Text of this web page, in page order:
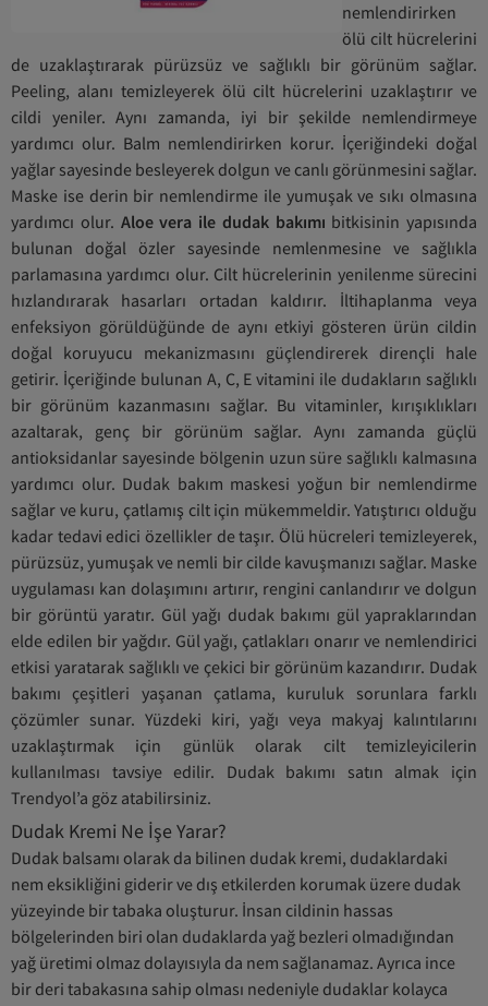
nemlendirirken
ölü cilt hücrelerini
de uzaklaştırarak pürüzsüz ve sağlıklı bir görünüm sağlar.
Peeling, alanı temizleyerek ölü cilt hücrelerini uzaklaştırır ve
cildi yeniler. Aynı zamanda, iyi bir şekilde nemlendirmeye
yardımcı olur. Balm nemlendirirken korur. İçeriğindeki doğal
yağlar sayesinde besleyerek dolgun ve canlı görünmesini sağlar.
Maske ise derin bir nemlendirme ile yumuşak ve sıkı olmasına
yardımcı olur. Aloe vera ile dudak bakımı bitkisinin yapısında
bulunan doğal özler sayesinde nemlenmesine ve sağlıkla
parlamasına yardımcı olur. Cilt hücrelerinin yenilenme sürecini
hızlandırarak hasarları ortadan kaldırır. İltihaplanma veya
enfeksiyon görüldüğünde de aynı etkiyi gösteren ürün cildin
doğal koruyucu mekanizmasını güçlendirerek dirençli hale
getirir. İçeriğinde bulunan A, C, E vitamini ile dudakların sağlıklı
bir görünüm kazanmasını sağlar. Bu vitaminler, kırışıklıkları
azaltarak, genç bir görünüm sağlar. Aynı zamanda güçlü
antioksidanlar sayesinde bölgenin uzun süre sağlıklı kalmasına
yardımcı olur. Dudak bakım maskesi yoğun bir nemlendirme
sağlar ve kuru, çatlamış cilt için mükemmeldir. Yatıştırıcı olduğu
kadar tedavi edici özellikler de taşır. Ölü hücreleri temizleyerek,
pürüzsüz, yumuşak ve nemli bir cilde kavuşmanızı sağlar. Maske
uygulaması kan dolaşımını artırır, rengini canlandırır ve dolgun
bir görüntü yaratır. Gül yağı dudak bakımı gül yapraklarından
elde edilen bir yağdır. Gül yağı, çatlakları onarır ve nemlendirici
etkisi yaratarak sağlıklı ve çekici bir görünüm kazandırır. Dudak
bakımı çeşitleri yaşanan çatlama, kuruluk sorunlara farklı
çözümler sunar. Yüzdeki kiri, yağı veya makyaj kalıntılarını
uzaklaştırmak için günlük olarak cilt temizleyicilerin
kullanılması tavsiye edilir. Dudak bakımı satın almak için
Trendyol’a göz atabilirsiniz.
Dudak Kremi Ne İşe Yarar?
Dudak balsamı olarak da bilinen dudak kremi, dudaklardaki
nem eksikliğini giderir ve dış etkilerden korumak üzere dudak
yüzeyinde bir tabaka oluşturur. İnsan cildinin hassas
bölgelerinden biri olan dudaklarda yağ bezleri olmadığından
yağ üretimi olmaz dolayısıyla da nem sağlanamaz. Ayrıca ince
bir deri tabakasına sahip olması nedeniyle dudaklar kolayca